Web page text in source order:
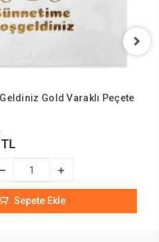
Gold Varaklı Peçete
Sepete Ekle